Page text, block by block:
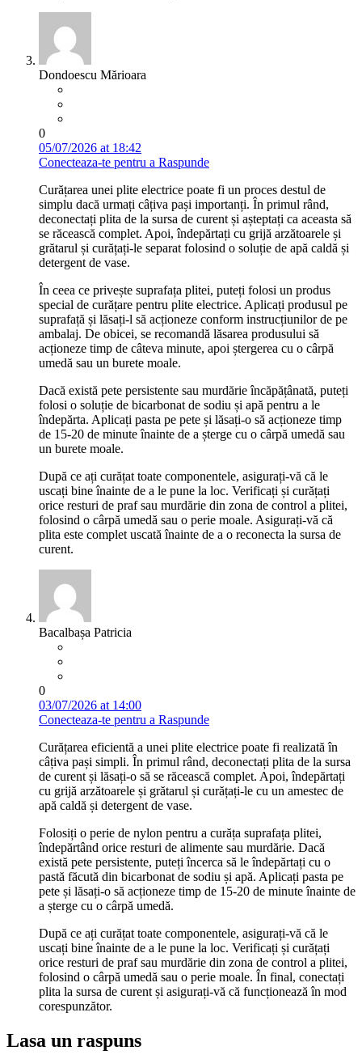
Dondoescu Mărioara
0
05/07/2026 at 18:42
Conecteaza-te pentru a Raspunde
Curățarea unei plite electrice poate fi un proces destul de
simplu dacă urmați câțiva pași importanți. În primul rând,
deconectați plita de la sursa de curent și așteptați ca aceasta să
se răcească complet. Apoi, îndepărtați cu grijă arzătoarele și
grătarul și curățați-le separat folosind o soluție de apă caldă și
detergent de vase.
În ceea ce privește suprafața plitei, puteți folosi un produs
special de curățare pentru plite electrice. Aplicați produsul pe
suprafață și lăsați-l să acționeze conform instrucțiunilor de pe
ambalaj. De obicei, se recomandă lăsarea produsului să
acționeze timp de câteva minute, apoi ștergerea cu o cârpă
umedă sau un burete moale.
Dacă există pete persistente sau murdărie încăpățânată, puteți
folosi o soluție de bicarbonat de sodiu și apă pentru a le
îndepărta. Aplicați pasta pe pete și lăsați-o să acționeze timp
de 15-20 de minute înainte de a șterge cu o cârpă umedă sau
un burete moale.
După ce ați curățat toate componentele, asigurați-vă că le
uscați bine înainte de a le pune la loc. Verificați și curățați
orice resturi de praf sau murdărie din zona de control a plitei,
folosind o cârpă umedă sau o perie moale. Asigurați-vă că
plita este complet uscată înainte de a o reconecta la sursa de
curent.
Bacalbașa Patricia
0
03/07/2026 at 14:00
Conecteaza-te pentru a Raspunde
Curățarea eficientă a unei plite electrice poate fi realizată în
câțiva pași simpli. În primul rând, deconectați plita de la sursa
de curent și lăsați-o să se răcească complet. Apoi, îndepărtați
cu grijă arzătoarele și grătarul și curățați-le cu un amestec de
apă caldă și detergent de vase.
Folosiți o perie de nylon pentru a curăța suprafața plitei,
îndepărtând orice resturi de alimente sau murdărie. Dacă
există pete persistente, puteți încerca să le îndepărtați cu o
pastă făcută din bicarbonat de sodiu și apă. Aplicați pasta pe
pete și lăsați-o să acționeze timp de 15-20 de minute înainte de
a șterge cu o cârpă umedă.
După ce ați curățat toate componentele, asigurați-vă că le
uscați bine înainte de a le pune la loc. Verificați și curățați
orice resturi de praf sau murdărie din zona de control a plitei,
folosind o cârpă umedă sau o perie moale. În final, conectați
plita la sursa de curent și asigurați-vă că funcționează în mod
corespunzător.
Lasa un raspuns